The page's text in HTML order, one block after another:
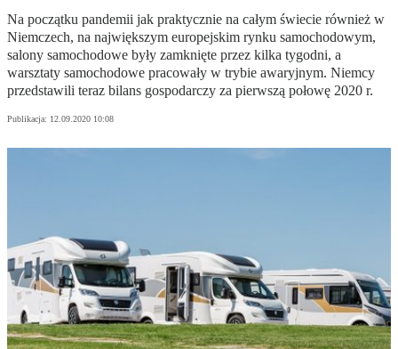
Na początku pandemii jak praktycznie na całym świecie również w
Niemczech, na największym europejskim rynku samochodowym,
salony samochodowe były zamknięte przez kilka tygodni, a
warsztaty samochodowe pracowały w trybie awaryjnym. Niemcy
przedstawili teraz bilans gospodarczy za pierwszą połowę 2020 r.
Publikacja: 12.09.2020 10:08